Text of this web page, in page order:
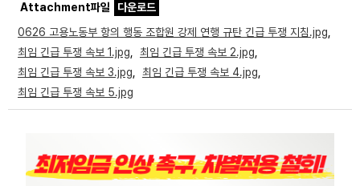
Attachment파일
다운로드
0626 고용노동부 항의 행동 조합원 강제 연행 규탄 긴급 투쟁 지침.jpg
최임 긴급 투쟁 속보 1.jpg
최임 긴급 투쟁 속보 2.jpg
최임 긴급 투쟁 속보 3.jpg
최임 긴급 투쟁 속보 4.jpg
최임 긴급 투쟁 속보 5.jpg
문서자료
이미지자료
미디어자료
카드뉴스
부설기관